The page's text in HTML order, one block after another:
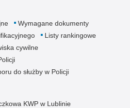
Wymagane dokumenty
Listy rankingowe
cywilne
do służby w Policji
KWP w Lublinie